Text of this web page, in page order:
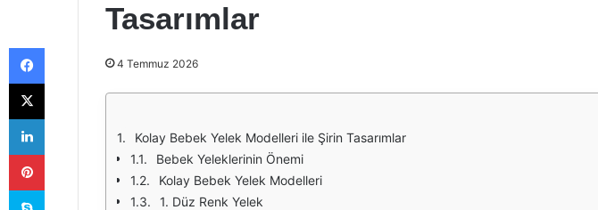
Tasarımlar
4 Temmuz 2026
Kolay Bebek Yelek Modelleri ile Şirin Tasarımlar
Bebek Yeleklerinin Önemi
Kolay Bebek Yelek Modelleri
1. Düz Renk Yelek
Facebook
X
LinkedIn
Pinterest
Skype